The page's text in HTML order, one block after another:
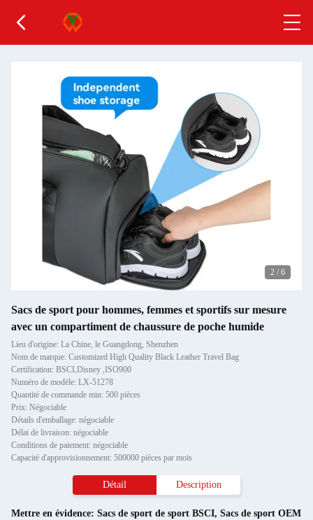
2 / 6
Sacs de sport pour hommes, femmes et sportifs sur mesure
avec un compartiment de chaussure de poche humide
Lieu d'origine: La Chine, le Guangdong, Shenzhen
Nom de marque: Customized High Quality Black Leather Travel Bag
Certification: BSCI,Disney ,ISO900
Numéro de modèle: LX-51278
Quantité de commande min: 500 pièces
Prix: Négociable
Détails d'emballage: négociable
Délai de livraison: négociable
Conditions de paiement: négociable
Capacité d'approvisionnement: 500000 pièces par mois
Détail Description
Mettre en évidence: Sacs de sport de sport BSCI, Sacs de sport OEM